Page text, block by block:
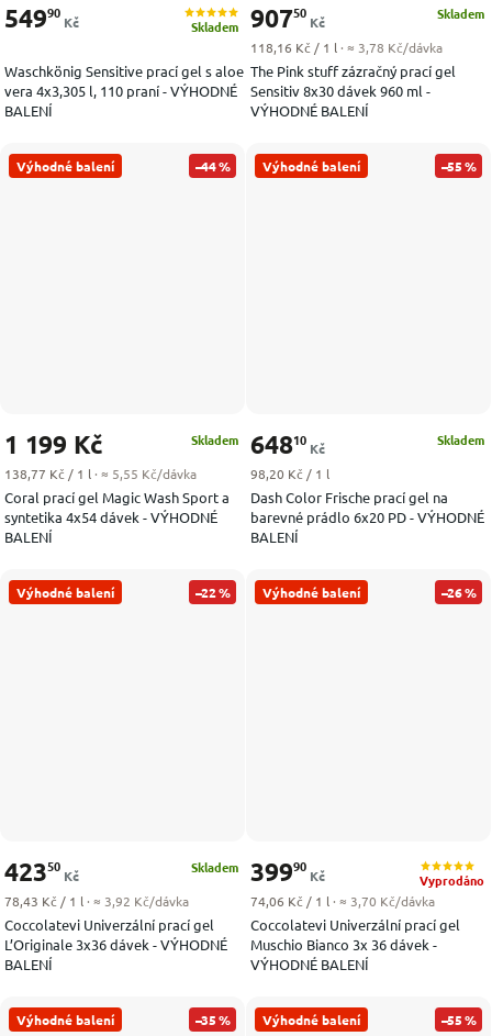
Waschkönig Sensitive prací gel s aloe
vera 4x3,305 l, 110 praní - VÝHODNÉ
BALENÍ
Skladem
54990
Kč
The Pink stuff zázračný prací gel
Sensitiv 8x30 dávek 960 ml -
VÝHODNÉ BALENÍ
Skladem
90750
Kč
Měrná cena:
118,16 Kč / 1 l · ≈ 3,78 Kč/dávka
Výhodné balení –44 %
Coral prací gel Magic Wash Sport a
syntetika 4x54 dávek - VÝHODNÉ
BALENÍ
Skladem
1 199 Kč
Měrná cena:
138,77 Kč / 1 l · ≈ 5,55 Kč/dávka
Výhodné balení –55 %
Dash Color Frische prací gel na
barevné prádlo 6x20 PD - VÝHODNÉ
BALENÍ
Skladem
64810
Kč
Měrná cena:
98,20 Kč / 1 l
Výhodné balení –22 %
Coccolatevi Univerzální prací gel
L’Originale 3x36 dávek - VÝHODNÉ
BALENÍ
Skladem
42350
Kč
Měrná cena:
78,43 Kč / 1 l · ≈ 3,92 Kč/dávka
Výhodné balení –26 %
Coccolatevi Univerzální prací gel
Muschio Bianco 3x 36 dávek -
VÝHODNÉ BALENÍ
Vyprodáno
39990
Kč
Měrná cena:
74,06 Kč / 1 l · ≈ 3,70 Kč/dávka
Výhodné balení –35 % Výhodné balení –55 %